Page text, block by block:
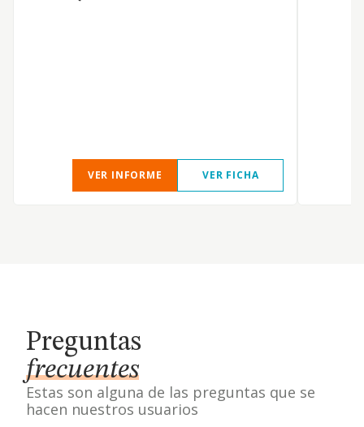
VER INFORME VER FICHA
Preguntas
frecuentes
Estas son alguna de las preguntas que se
hacen nuestros usuarios